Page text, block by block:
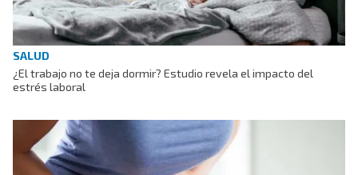
SALUD
¿El trabajo no te deja dormir? Estudio revela el impacto del
estrés laboral